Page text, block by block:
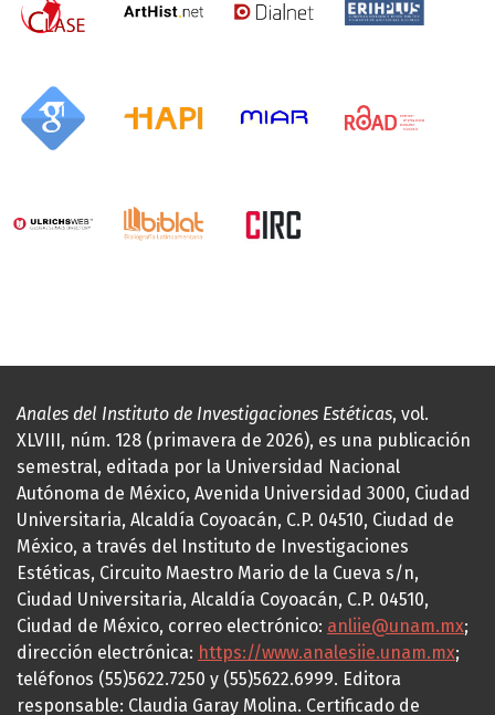
Anales del Instituto de Investigaciones Estéticas, vol.
XLVIII, núm. 128 (primavera de 2026), es una publicación
semestral, editada por la Universidad Nacional
Autónoma de México, Avenida Universidad 3000, Ciudad
Universitaria, Alcaldía Coyoacán, C.P. 04510, Ciudad de
México, a través del Instituto de Investigaciones
Estéticas, Circuito Maestro Mario de la Cueva s/n,
Ciudad Universitaria, Alcaldía Coyoacán, C.P. 04510,
Ciudad de México, correo electrónico: anliie@unam.mx;
dirección electrónica: https://www.analesiie.unam.mx;
teléfonos (55)5622.7250 y (55)5622.6999. Editora
responsable: Claudia Garay Molina. Certificado de